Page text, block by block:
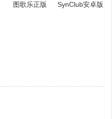
图歌乐正版 SynClub安卓版